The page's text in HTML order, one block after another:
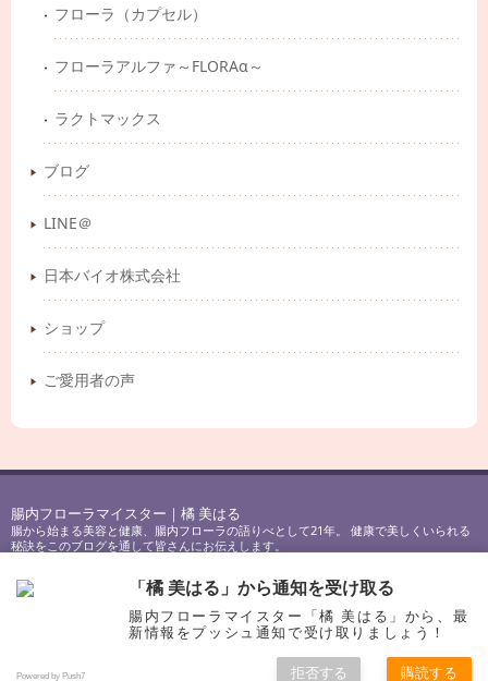
フローラ（カプセル）
フローラアルファ～FLORAα～
ラクトマックス
ブログ
LINE＠
日本バイオ株式会社
ショップ
ご愛用者の声
腸内フローラマイスター｜橘 美はる
腸から始まる美容と健康、腸内フローラの語りべとして21年。 健康で美しくいられる
秘訣をこのブログを通して皆さんにお伝えします。
「橘 美はる」から通知を受け取る
腸内フローラマイスター「橘 美はる」から、最
新情報をプッシュ通知で受け取りましょう！
Powered by Push7 拒否する 購読する